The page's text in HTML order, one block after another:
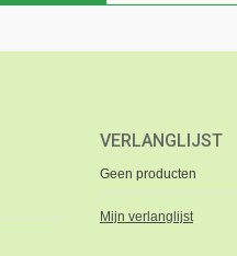
VERLANGLIJST
Geen producten
Mijn verlanglijst